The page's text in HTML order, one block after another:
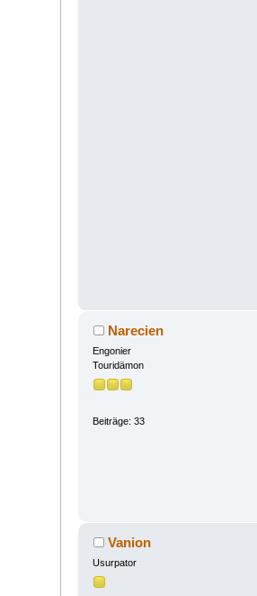
Narecien
Engonier
Touridämon
Beiträge: 33
Vanion
Usurpator